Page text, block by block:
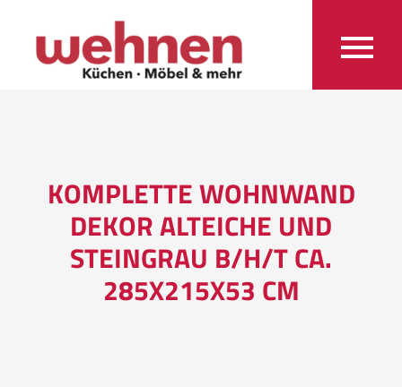
KOMPLETTE WOHNWAND
DEKOR ALTEICHE UND
STEINGRAU B/H/T CA.
285X215X53 CM